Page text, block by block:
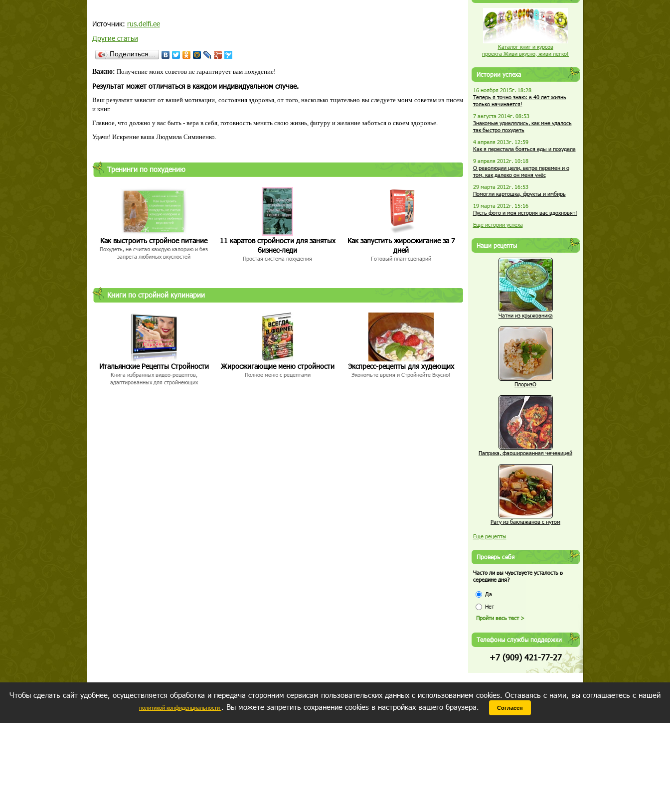
Источник: rus.delfi.ee
Другие статьи
Поделиться…
Важно: Получение моих советов не гарантирует вам похудение!
Результат может отличаться в каждом индивидуальном случае.
Ваш результат зависит от вашей мотивации, состояния здоровья, от того, насколько тщательно вы следуете моим советам из писем
и книг.
Главное, что должно у вас быть - вера в себя, готовность менять свою жизнь, фигуру и желание заботься о своем здоровье.
Удачи! Искренне ваша Людмила Симиненко.
Тренинги по похудению
Как выстроить стройное питание
Похудеть, не считая каждую калорию и без
запрета любимых вкусностей
11 каратов стройности для занятых
бизнес-леди
Простая система похудения
Как запустить жиросжигание за 7
дней
Готовый план-сценарий
Книги по стройной кулинарии
Итальянские Рецепты Стройности
Книга избранных видео-рецептов,
адаптированных для стройнеющих
Жиросжигающие меню стройности
Полное меню с рецептами
Экспресс-рецепты для худеющих
Экономьте время и Стройнейте Вкусно!
Каталог книг и курсов
проекта Живи вкусно, живи легко!
Истории успеха
16 ноября 2015г. 18:28
Теперь я точно знаю: в 40 лет жизнь
только начинается!
7 августа 2014г. 08:53
Знакомые удивлялись, как мне удалось
так быстро похудеть
4 апреля 2013г. 12:59
Как я перестала бояться еды и похудела
9 апреля 2012г. 10:18
О революции цели, ветре перемен и о
том, как далеко он меня унёс
29 марта 2012г. 16:53
Помогли картошка, фрукты и имбирь
19 марта 2012г. 15:16
Пусть фото и моя история вас вдохновят!
Еще истории успеха
Наши рецепты
Чатни из крыжовника
ПлоризО
Паприка, фаршированная чечевицей
Рагу из баклажанов с нутом
Еще рецепты
Проверь себя
Часто ли вы чувствуете усталость в
середине дня?
Да
Нет
Телефоны службы поддержки
+7 (909) 421-77-27
Чтобы сделать сайт удобнее, осуществляется обработка и передача сторонним сервисам пользовательских данных с использованием cookies. Оставаясь с нами, вы соглашаетесь с нашей
политикой конфиденциальности . Вы можете запретить сохранение cookies в настройках вашего браузера. Согласен